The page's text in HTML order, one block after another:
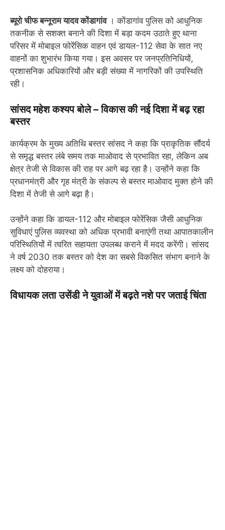
ब्यूरो चीफ बन्नूराम यादव कोंडागांव। कोंडागांव पुलिस को आधुनिक
तकनीक से सशक्त बनाने की दिशा में बड़ा कदम उठाते हुए थाना
परिसर में मोबाइल फोरेंसिक वाहन एवं डायल-112 सेवा के सात नए
वाहनों का शुभारंभ किया गया। इस अवसर पर जनप्रतिनिधियों,
प्रशासनिक अधिकारियों और बड़ी संख्या में नागरिकों की उपस्थिति
रही।
सांसद महेश कश्यप बोले – विकास की नई दिशा में बढ़ रहा
बस्तर
कार्यक्रम के मुख्य अतिथि बस्तर सांसद ने कहा कि प्राकृतिक सौंदर्य
से समृद्ध बस्तर लंबे समय तक माओवाद से प्रभावित रहा, लेकिन अब
क्षेत्र तेजी से विकास की राह पर आगे बढ़ रहा है। उन्होंने कहा कि
प्रधानमंत्री और गृह मंत्री के संकल्प से बस्तर माओवाद मुक्त होने की
दिशा में तेजी से आगे बढ़ा है।
उन्होंने कहा कि डायल-112 और मोबाइल फोरेंसिक जैसी आधुनिक
सुविधाएं पुलिस व्यवस्था को अधिक प्रभावी बनाएंगी तथा आपातकालीन
परिस्थितियों में त्वरित सहायता उपलब्ध कराने में मदद करेंगी। सांसद
ने वर्ष 2030 तक बस्तर को देश का सबसे विकसित संभाग बनाने के
लक्ष्य को दोहराया।
विधायक लता उसेंडी ने युवाओं में बढ़ते नशे पर जताई चिंता